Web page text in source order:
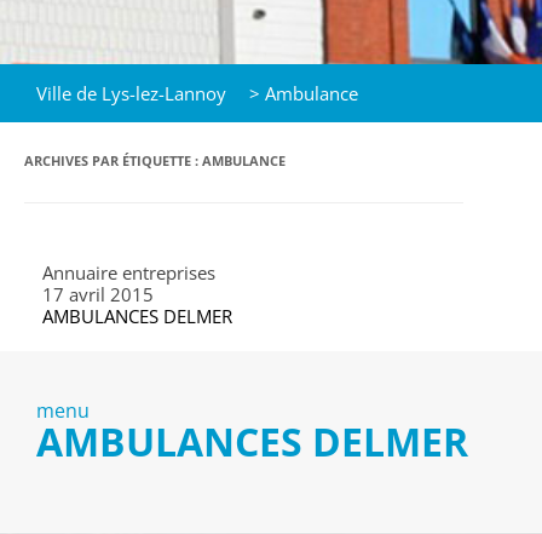
Ville de Lys-lez-Lannoy > Ambulance
ARCHIVES PAR ÉTIQUETTE : AMBULANCE
Annuaire entreprises
17 avril 2015
AMBULANCES DELMER
menu
AMBULANCES DELMER